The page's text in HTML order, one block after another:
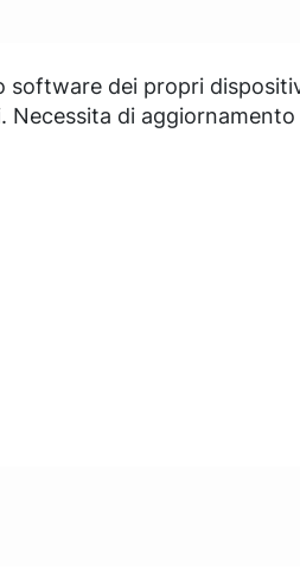
software dei propri
di